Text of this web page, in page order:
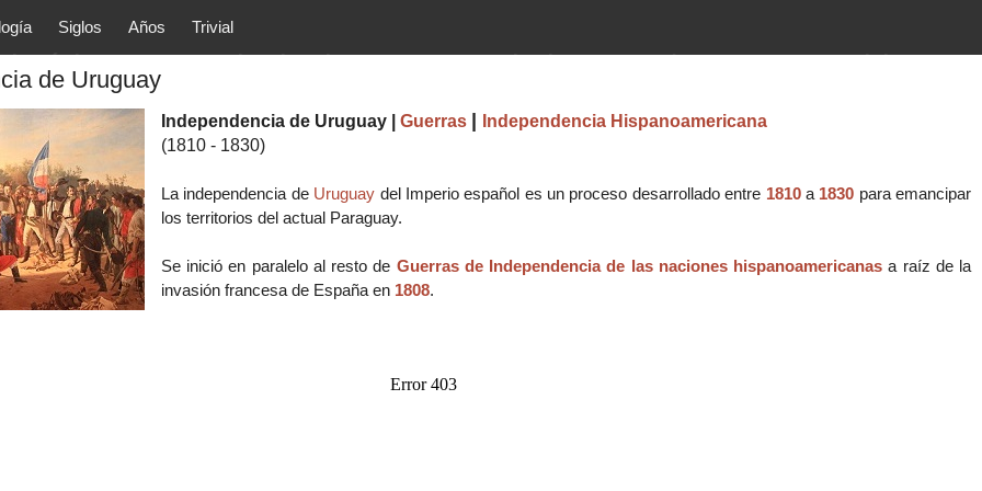
y principales acontecimientos (guerras, gobiernos,
arte, cultura, etc.) de la historia de la humanidad desde el
Siglos Años Trivial
de Uruguay
Independencia de Uruguay | Guerras |
Independencia Hispanoamericana
(1810 - 1830)
La independencia de Uruguay del Imperio español es un proceso desarrollado entre 1810 a 1830 para emancipar
los territorios del actual Paraguay.
Se inició en paralelo al resto de Guerras de Independencia de las naciones hispanoamericanas a raíz de la
invasión francesa de España en 1808.